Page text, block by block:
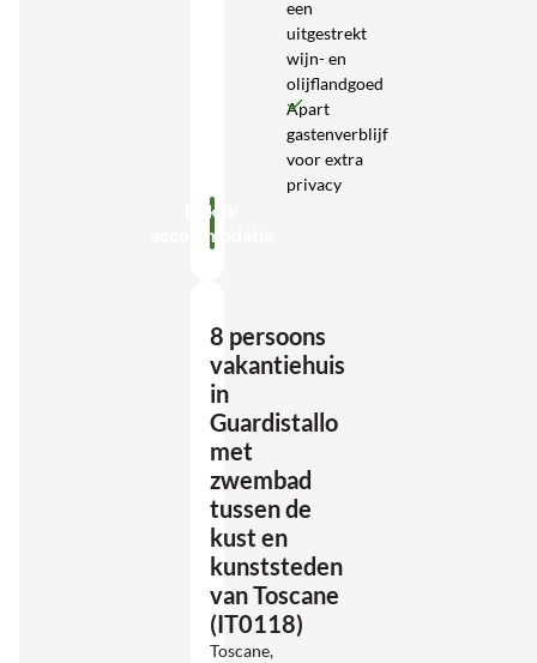
een
uitgestrekt
wijn- en
olijflandgoed
Apart
gastenverblijf
voor extra
privacy
Bekijk
accommodatie
8 persoons
vakantiehuis
in
Guardistallo
met
zwembad
tussen de
kust en
kunststeden
van Toscane
(IT0118)
Toscane,